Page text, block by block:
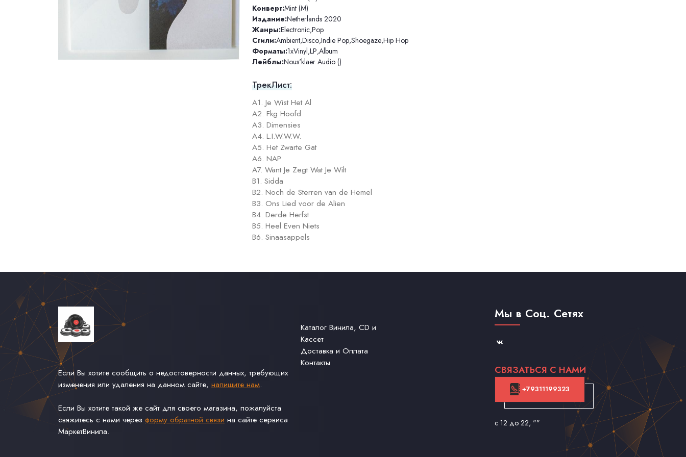
Конверт:Mint (M)
Издание:Netherlands 2020
Жанры:Electronic,Pop
Стили:Ambient,Disco,Indie Pop,Shoegaze,Hip Hop
Форматы:1xVinyl,LP,Album
Лейблы:Nous'klaer Audio ()
ТрекЛист:
A1. Je Wist Het Al
A2. Fkg Hoofd
A3. Dimensies
A4. L.I.W.W.W.
A5. Het Zwarte Gat
A6. NAP
A7. Want Je Zegt Wat Je Wilt
B1. Sidda
B2. Noch de Sterren van de Hemel
B3. Ons Lied voor de Alien
B4. Derde Herfst
B5. Heel Even Niets
B6. Sinaasappels
Если Вы хотите сообщить о недостоверности данных, требующих
изменения или удаления на данном сайте, напишите нам.
Если Вы хотите такой же сайт для своего магазина, пожалуйста
свяжитесь с нами через форму обратной связи на сайте сервиса
МаркетВинила.
Каталог Винила, CD и
Кассет
Доставка и Оплата
Контакты
Мы в Соц. Сетях
СВЯЗАТЬСЯ С НАМИ
+79311199323
с 12 до 22, ""